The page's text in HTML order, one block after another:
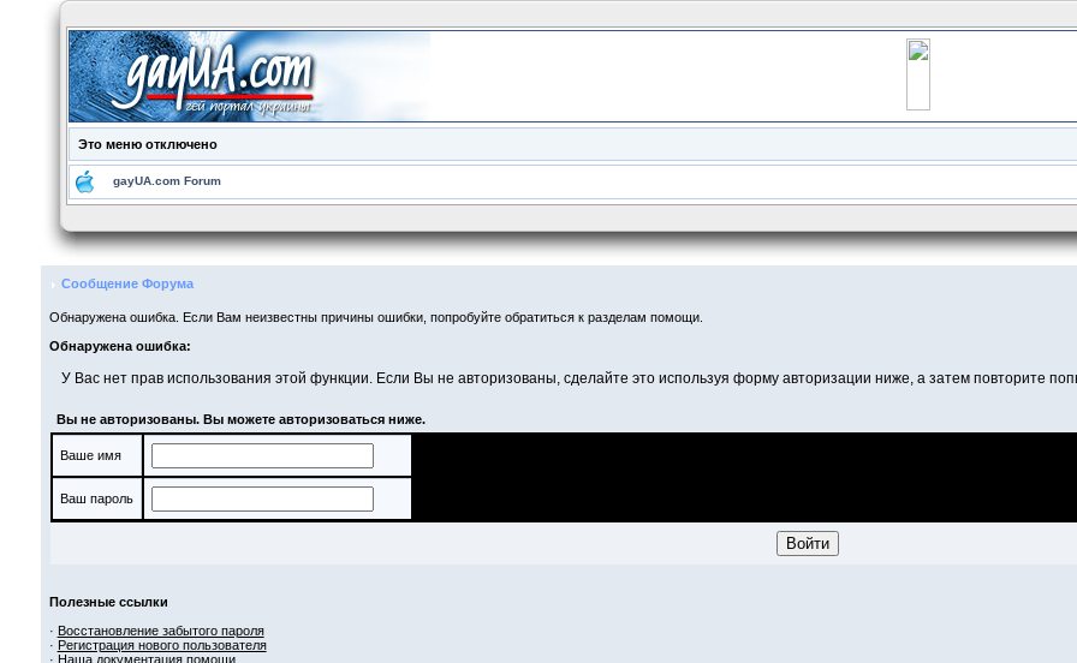
Это меню отключено
gayUA.com Forum
Сообщение Форума
Обнаружена ошибка. Если Вам неизвестны причины ошибки, попробуйте обратиться к разделам помощи.
Обнаружена ошибка:
У Вас нет прав использования этой функции. Если Вы не авторизованы, сделайте это используя форму авторизации ниже, а затем повторите
Вы не авторизованы. Вы можете авторизоваться ниже.
Ваше имя
Ваш пароль
Полезные ссылки
· Восстановление забытого пароля
· Регистрация нового пользователя
· Наша документация помощи